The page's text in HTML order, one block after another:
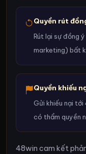
Quyền rút
Rút lại sự đồng
marketing) bất
Quyền khiếu
Gửi khiếu nại
có thẩm quyền
48win cam kết